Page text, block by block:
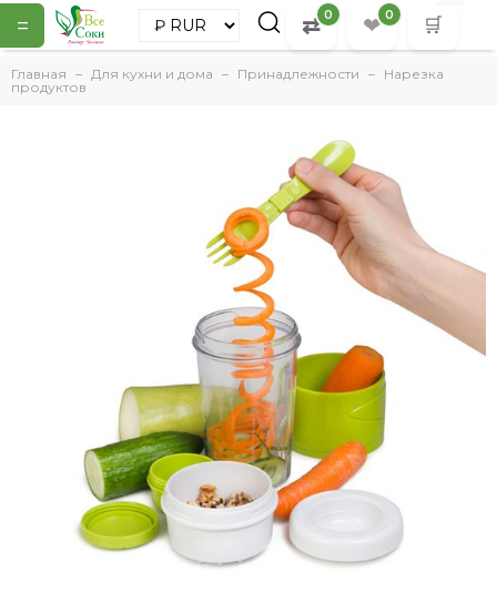
= ⇄ 0 ❤ 0 🛒
Главная Для кухни и дома Принадлежности
Нарезка
продуктов